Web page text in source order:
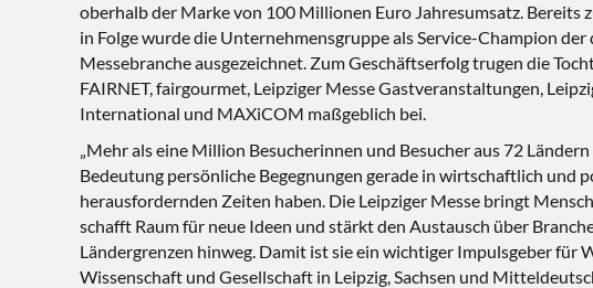
oberhalb der Marke von 100 Millionen Euro Jahresumsatz. Bereits
in Folge wurde die Unternehmensgruppe als Service-Champion der
Messebranche ausgezeichnet. Zum Geschäftserfolg trugen die
FAIRNET, fairgourmet, Leipziger Messe Gastveranstaltungen,
International und MAXiCOM maßgeblich bei.
„Mehr als eine Million Besucherinnen und Besucher aus 72 Ländern
Bedeutung persönliche Begegnungen gerade in wirtschaftlich und
herausfordernden Zeiten haben. Die Leipziger Messe bringt
schafft Raum für neue Ideen und stärkt den Austausch über
Ländergrenzen hinweg. Damit ist sie ein wichtiger Impulsgeber für
Wissenschaft und Gesellschaft in Leipzig, Sachsen und